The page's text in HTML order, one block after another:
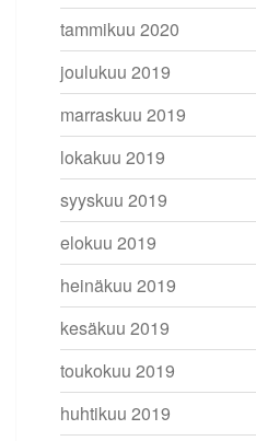
tammikuu 2020
joulukuu 2019
marraskuu 2019
lokakuu 2019
syyskuu 2019
elokuu 2019
heinäkuu 2019
kesäkuu 2019
toukokuu 2019
huhtikuu 2019